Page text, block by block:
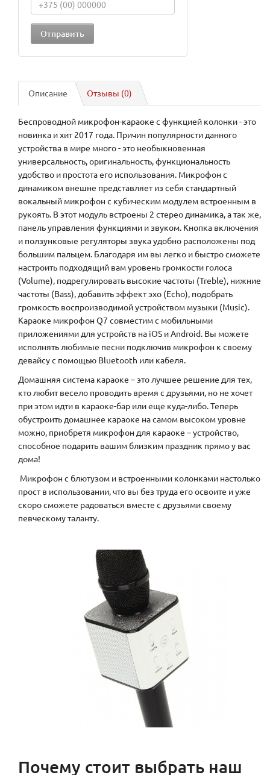
Описание Отзывы (0)
Беспроводной микрофон-караоке с функцией колонки - это
новинка и хит 2017 года. Причин популярности данного
устройства в мире много - это необыкновенная
универсальность, оригинальность, функциональность
удобство и простота его использования. Микрофон с
динамиком внешне представляет из себя стандартный
вокальный микрофон с кубическим модулем встроенным в
рукоять. В этот модуль встроены 2 стерео динамика, а так же,
панель управления функциями и звуком. Кнопка включения
и ползунковые регуляторы звука удобно расположены под
большим пальцем. Благодаря им вы легко и быстро сможете
настроить подходящий вам уровень громкости голоса
(Volume), подрегулировать высокие частоты (Treble), нижние
частоты (Bass), добавить эффект эхо (Echo), подобрать
громкость воспроизводимой устройством музыки (Music).
Караоке микрофон Q7 совместим с мобильными
приложениями для устройств на iOS и Android. Вы можете
исполнять любимые песни подключив микрофон к своему
девайсу с помощью Bluetooth или кабеля.
Домашняя система караоке – это лучшее решение для тех,
кто любит весело проводить время с друзьями, но не хочет
при этом идти в караоке-бар или еще куда-либо. Теперь
обустроить домашнее караоке на самом высоком уровне
можно, приобретя микрофон для караоке – устройство,
способное подарить вашим близким праздник прямо у вас
дома!
Микрофон с блютузом и встроенными колонками настолько
прост в использовании, что вы без труда его освоите и уже
скоро сможете радоваться вместе с друзьями своему
певческому таланту.
Почему стоит выбрать наш